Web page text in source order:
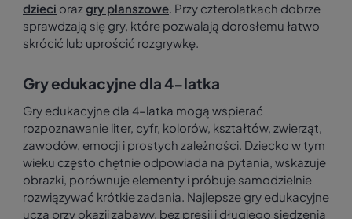
dzieci orazgry planszowe. Przy czterolatkach dobrze
sprawdzają się gry, które pozwalają dorosłemu łatwo
skrócić lub uprościć rozgrywkę.
Gry edukacyjne dla 4-latka
Gry edukacyjne dla 4-latka mogą wspierać
rozpoznawanie liter, cyfr, kolorów, kształtów, zwierząt,
zawodów, emocji i prostych zależności. Dziecko w tym
wieku często chętnie odpowiada na pytania, wskazuje
obrazki, porównuje elementy i próbuje samodzielnie
rozwiązywać krótkie zadania. Najlepsze gry edukacyjne
uczą przy okazji zabawy, bez presji i długiego siedzenia